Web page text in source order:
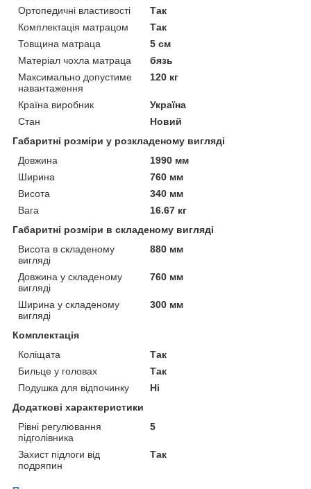
Ортопедичні властивості
Так
Комплектація матрацом
Так
Товщина матраца
5 см
Матеріал чохла матраца
бязь
Максимально допустиме
навантаження
120 кг
Країна виробник
Україна
Стан
Новий
Габаритні розміри у розкладеному вигляді
Довжина
1990 мм
Ширина
760 мм
Висота
340 мм
Вага
16.67 кг
Габаритні розміри в складеному вигляді
Висота в складеному
вигляді
880 мм
Довжина у складеному
вигляді
760 мм
Ширина у складеному
вигляді
300 мм
Комплектація
Коліщата
Так
Бильце у головах
Так
Подушка для відпочинку
Ні
Додаткові характеристики
Рівні регулювання
підголівника
5
Захист підлоги від
подряпин
Так